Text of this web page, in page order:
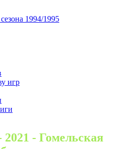
1994/1995
игр
2021 - Гомельская